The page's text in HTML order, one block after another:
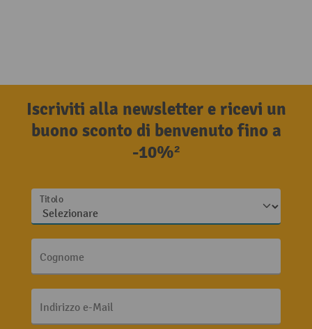
Iscriviti alla newsletter e ricevi un
buono sconto di benvenuto fino a
-10%²
Titolo
Cognome
Indirizzo e-Mail